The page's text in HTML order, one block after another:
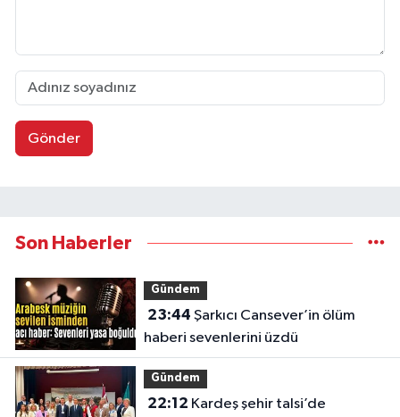
Gönder
Son Haberler
Gündem
23:44
haberi sevenlerini üzdü
Gündem
22:12